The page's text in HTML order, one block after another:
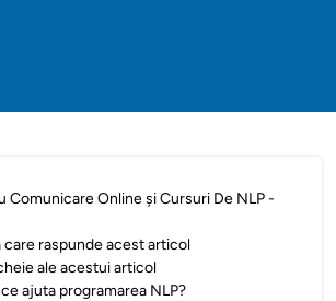
Comunicare Online și Cursuri De NLP -
care raspunde acest articol
ale acestui articol
ajuta programarea NLP?